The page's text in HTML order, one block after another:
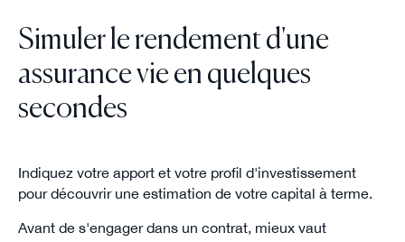
Simuler le rendement d'une
assurance vie en quelques
secondes
Indiquez votre apport et votre profil d'investissement
pour découvrir une estimation de votre capital à terme.
Avant de s'engager dans un contrat, mieux vaut